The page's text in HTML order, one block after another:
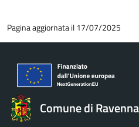
Pagina aggiornata il 17/07/2025
Comune di Ravenna